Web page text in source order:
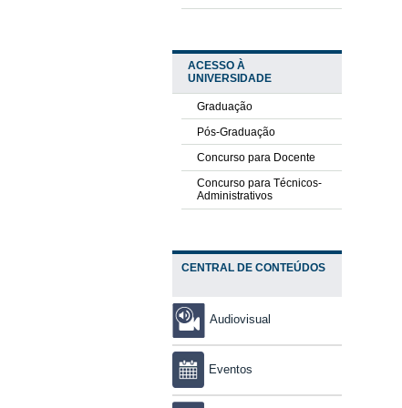
ACESSO À
UNIVERSIDADE
Graduação
Pós-Graduação
Concurso para Docente
Concurso para Técnicos-
Administrativos
CENTRAL DE CONTEÚDOS
Audiovisual
Eventos